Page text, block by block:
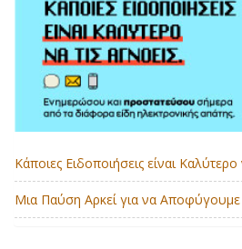
Κάποιες Ειδοποιήσεις είναι Καλύτερο
Μια Παύση Αρκεί για να Αποφύγουμε